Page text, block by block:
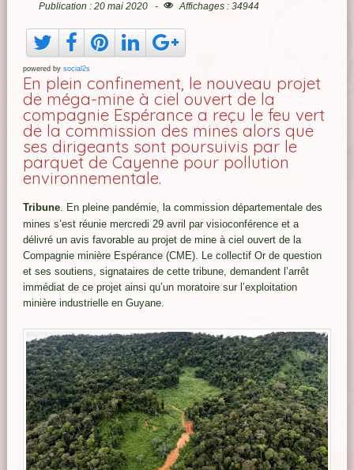
Publication : 20 mai 2020
Affichages : 34944
powered by social2s
En plein confinement, le nouveau projet
de méga-mine à ciel ouvert de la
compagnie Espérance a reçu le feu vert
de la commission des mines alors que
ses dirigeants sont poursuivis par le
parquet de Cayenne pour pollution
environnementale.
Tribune. En pleine pandémie, la commission départementale des
mines s’est réunie mercredi 29 avril par visioconférence et a
délivré un avis favorable au projet de mine à ciel ouvert de la
Compagnie minière Espérance (CME). Le collectif Or de question
et ses soutiens, signataires de cette tribune, demandent l’arrêt
immédiat de ce projet ainsi qu’un moratoire sur l’exploitation
minière industrielle en Guyane.